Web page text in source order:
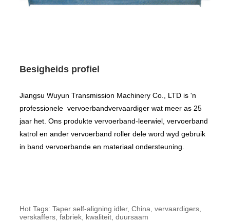
Besigheids profiel
Jiangsu Wuyun Transmission Machinery Co., LTD is 'n
professionele vervoerbandvervaardiger wat meer as 25
jaar het. Ons produkte vervoerband-leerwiel, vervoerband
katrol en ander vervoerband roller dele word wyd gebruik
in band vervoerbande en materiaal ondersteuning.
Hot Tags: Taper self-aligning idler, China, vervaardigers,
verskaffers, fabriek, kwaliteit, duursaam